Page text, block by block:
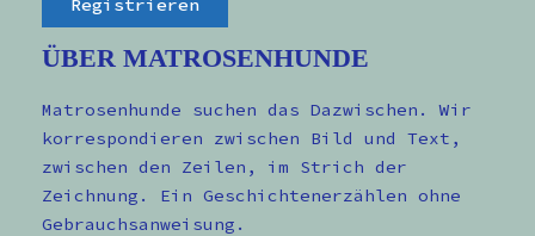
ÜBER MATROSENHUNDE
Matrosenhunde suchen das Dazwischen. Wir
korrespondieren zwischen Bild und Text,
zwischen den Zeilen, im Strich der
Zeichnung. Ein Geschichtenerzählen ohne
Gebrauchsanweisung.